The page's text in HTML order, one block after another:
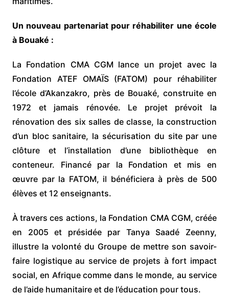
Un nouveau partenariat pour réhabiliter une école
à Bouaké :
La Fondation CMA CGM lance un projet avec la
Fondation ATEF OMAÏS (FATOM) pour réhabiliter
l’école d’Akanzakro, près de Bouaké, construite en
1972 et jamais rénovée. Le projet prévoit la
rénovation des six salles de classe, la construction
d’un bloc sanitaire, la sécurisation du site par une
clôture et l’installation d’une bibliothèque en
conteneur. Financé par la Fondation et mis en
œuvre par la FATOM, il bénéficiera à près de 500
élèves et 12 enseignants.
À travers ces actions, la Fondation CMA CGM, créée
en 2005 et présidée par Tanya Saadé Zeenny,
illustre la volonté du Groupe de mettre son savoir-
faire logistique au service de projets à fort impact
social, en Afrique comme dans le monde, au service
de l’aide humanitaire et de l’éducation pour tous.